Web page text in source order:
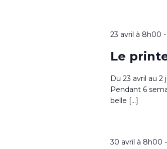
23 avril à 8h00 -
Le
Du 23 avril au
Pendant 6
belle […]
30 avril à 8h00